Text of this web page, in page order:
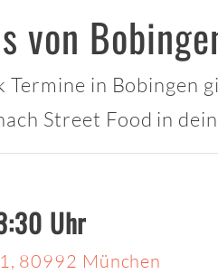
von
in Bobingen
Street Food in
Uhr
80992 München